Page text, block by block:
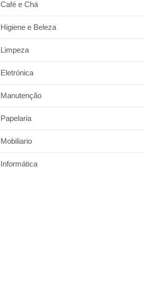
Café e Chá
Higiene e Beleza
Limpeza
Eletrónica
Manutenção
Papelaria
Mobiliario
Informática